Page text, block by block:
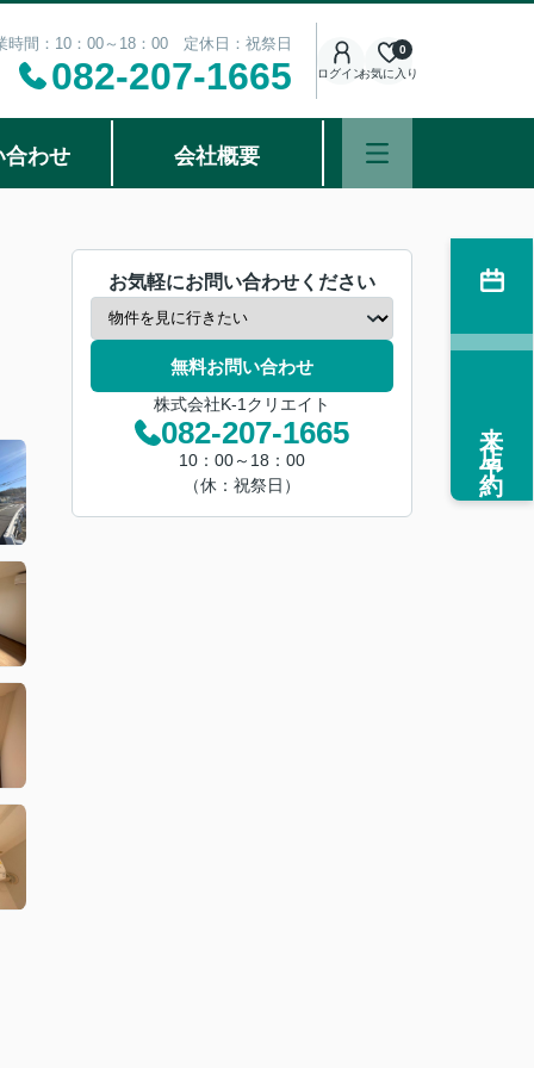
時間：10：00～18：00 定休日：祝祭日
082-207-1665 ログインお気に入り
0
合わせ 会社概要
お気軽にお問い合わせください
無料お問い合わせ
株式会社K-1クリエイト
082-207-1665
10：00～18：00
（休：祝祭日）
来店予約